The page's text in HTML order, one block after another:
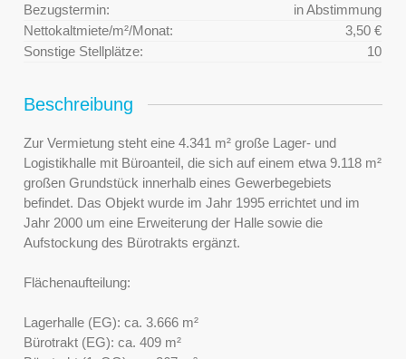
Bezugstermin:
in Abstimmung
Nettokaltmiete/m²/Monat:
3,50 €
Sonstige Stellplätze:
10
Beschreibung
Zur Vermietung steht eine 4.341 m² große Lager- und
Logistikhalle mit Büroanteil, die sich auf einem etwa 9.118 m²
großen Grundstück innerhalb eines Gewerbegebiets
befindet. Das Objekt wurde im Jahr 1995 errichtet und im
Jahr 2000 um eine Erweiterung der Halle sowie die
Aufstockung des Bürotrakts ergänzt.
Flächenaufteilung:
Lagerhalle (EG): ca. 3.666 m²
Bürotrakt (EG): ca. 409 m²